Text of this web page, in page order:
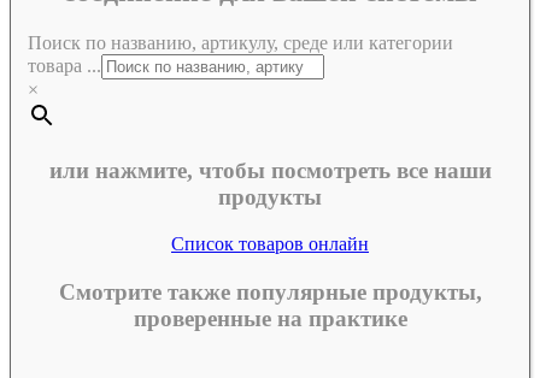
Поиск по названию, артикулу, среде или категории
товара ...
×
или нажмите, чтобы посмотреть все наши
продукты
Список товаров онлайн
Смотрите также популярные продукты,
проверенные на практике